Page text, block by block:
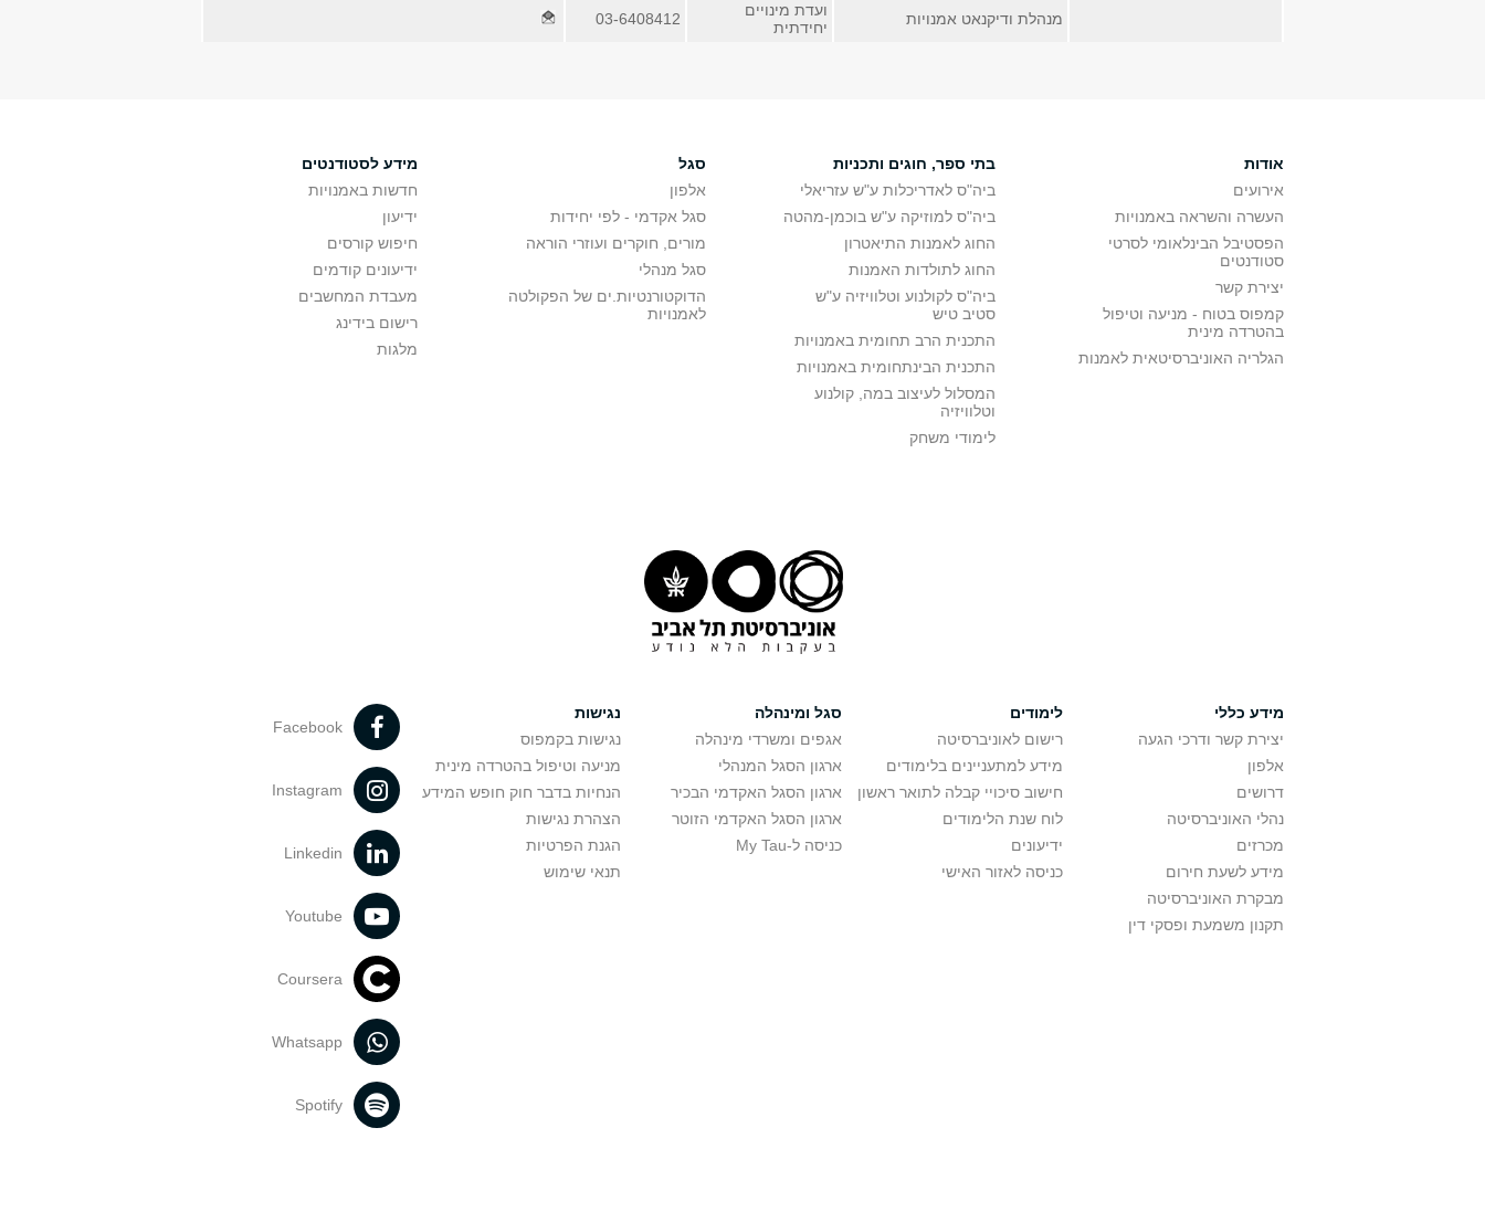
מנהלת ודיקנאט אמנויות
ועדת מינויים
יחידתית
03-6408412
אודות
אירועים
העשרה והשראה באמנויות
הפסטיבל הבינלאומי לסרטי
סטודנטים
יצירת קשר
קמפוס בטוח - מניעה וטיפול
בהטרדה מינית
הגלריה האוניברסיטאית לאמנות
בתי ספר, חוגים ותכניות
ביה"ס לאדריכלות ע"ש עזריאלי
ביה"ס למוזיקה ע"ש בוכמן-מהטה
החוג לאמנות התיאטרון
החוג לתולדות האמנות
ביה"ס לקולנוע וטלוויזיה ע"ש
סטיב טיש
התכנית הרב תחומית באמנויות
התכנית הבינתחומית באמנויות
המסלול לעיצוב במה, קולנוע
וטלוויזיה
לימודי משחק
סגל
אלפון
סגל אקדמי - לפי יחידות
מורים, חוקרים ועוזרי הוראה
סגל מנהלי
הדוקטורנטיות.ים של הפקולטה
לאמנויות
מידע לסטודנטים
חדשות באמנויות
ידיעון
חיפוש קורסים
ידיעונים קודמים
מעבדת המחשבים
רישום בידינג
מלגות
מידע כללי
יצירת קשר ודרכי הגעה
אלפון
דרושים
נהלי האוניברסיטה
מכרזים
מידע לשעת חירום
מבקרת האוניברסיטה
תקנון משמעת ופסקי דין
לימודים
רישום לאוניברסיטה
מידע למתעניינים בלימודים
חישוב סיכויי קבלה לתואר ראשון
לוח שנת הלימודים
ידיעונים
כניסה לאזור האישי
סגל ומינהלה
אגפים ומשרדי מינהלה
ארגון הסגל המנהלי
ארגון הסגל האקדמי הבכיר
ארגון הסגל האקדמי הזוטר
כניסה ל-My Tau
נגישות
נגישות בקמפוס
מניעה וטיפול בהטרדה מינית
הנחיות בדבר חוק חופש המידע
הצהרת נגישות
הגנת הפרטיות
תנאי שימוש
Facebook
Instagram
Linkedin
Youtube
Coursera
Whatsapp
Spotify